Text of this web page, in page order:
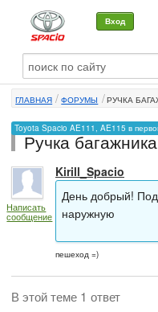
Вход
О машине
Автоклуб
Форумы
Сервисы и услуги
Новости
ГЛАВНАЯ ФОРУМЫ РУЧКА
Toyota Spacio AE111, AE115 в
Ручка багажника
Написать
сообщение
Kirill_Spacio
День добрый!
наружную
пешеход =)
В этой теме 1 ответ